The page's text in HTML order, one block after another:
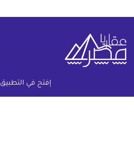
إفتح في التطبيق